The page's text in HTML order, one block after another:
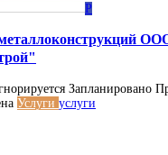
Р
Запланировано
Услуги услуги